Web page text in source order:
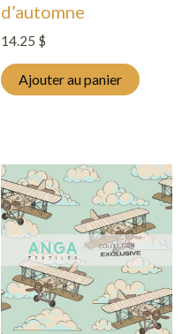
d’automne
14.25 $
Ajouter au panier